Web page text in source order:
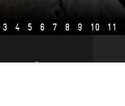
3 4 5 6 7 8 9 10 11
NA MBËSHTETNI